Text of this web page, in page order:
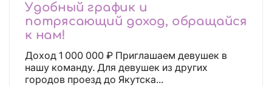
Удобный график и
потрясающий доход, обращайся
к нам!
Доход 1 000 000 ₽ Приглашаем девушек в
нашу команду. Для девушек из других
городов проезд до Якутска...